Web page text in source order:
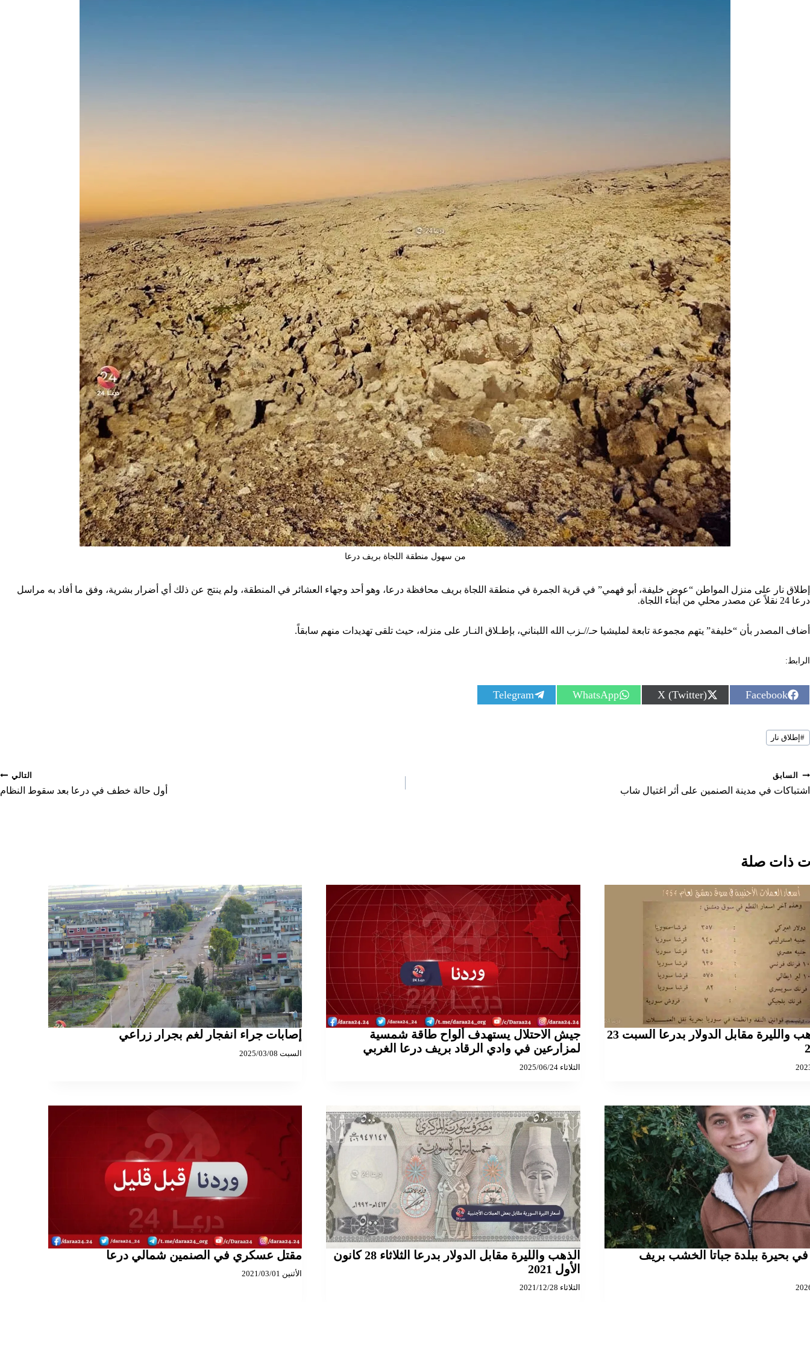
من سهول منطقة اللجاة بريف درعا
إطلاق نار على منزل المواطن “عوض خليفة، أبو فهمي” في قرية الجمرة في منطقة اللجاة بريف محافظة درعا، وهو أحد وجهاء العشائر في المنطقة، ولم ينتج عن ذلك أي أضرار بشرية، وفق ما أفاد به مراسل
درعا 24 نقلاً عن مصدر محلي من أبناء اللجاة.
أضاف المصدر بأن “خليفة” يتهم مجموعة تابعة لمليشيا حـ//ـزب الله اللبناني، بإطـلاق النـار على منزله، حيث تلقى تهديدات منهم سابقاً.
الرابط:
S
h
e
o
Facebook
S
h
X (Twitter)
S
h
WhatsApp
S
h
Telegram
وسوم
المقال:
#إطلاق نار
تصفّح
المقالات
السابق
اشتباكات في مدينة الصنمين على أثر اغتيال شاب
التالي
أول حالة خطف في درعا بعد سقوط النظام
ذات صلة
أسعار الذهب والليرة مقابل الدولار بدرعا السبت 23
جيش الاحتلال يستهدف ألواح طاقة شمسية
لمزارعين في وادي الرقاد بريف درعا الغربي
الثلاثاء 2025/06/24
إصابات جراء انفجار لغم بجرار زراعي
السبت 2025/03/08
في بحيرة ببلدة جباتا الخشب بريف
الذهب والليرة مقابل الدولار بدرعا الثلاثاء 28 كانون
الأول 2021
الثلاثاء 2021/12/28
مقتل عسكري في الصنمين شمالي درعا
الأثنين 2021/03/01